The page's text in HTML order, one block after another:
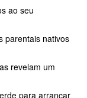
ao seu
parentais nativos
revelam um
para arrancar